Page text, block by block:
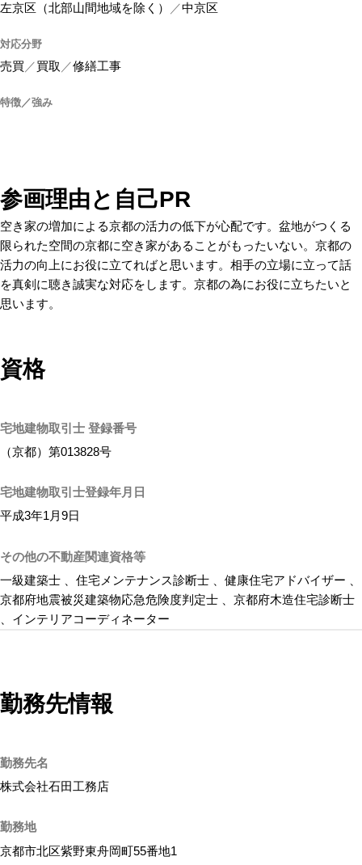
左京区（北部山間地域を除く）
中京区
対応分野
売買 買取 修繕工事
特徴／強み
参画理由と自己PR
空き家の増加による京都の活力の低下が心配です。盆地がつくる
限られた空間の京都に空き家があることがもったいない。京都の
活力の向上にお役に立てればと思います。相手の立場に立って話
を真剣に聴き誠実な対応をします。京都の為にお役に立ちたいと
思います。
資格
宅地建物取引士 登録番号
（京都）第013828号
宅地建物取引士登録年月日
平成3年1月9日
その他の不動産関連資格等
一級建築士 、住宅メンテナンス診断士 、健康住宅アドバイザー 、
京都府地震被災建築物応急危険度判定士 、京都府木造住宅診断士
、インテリアコーディネーター
勤務先情報
勤務先名
株式会社石田工務店
勤務地
京都市北区紫野東舟岡町55番地1